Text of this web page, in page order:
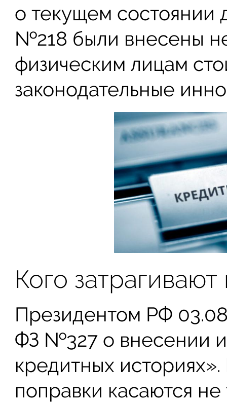
о текущем состоянии
№218 были внесены
физическим лицам
законодательные
Кого
Президентом РФ
ФЗ №327 о внесении
кредитных
поправки касаются